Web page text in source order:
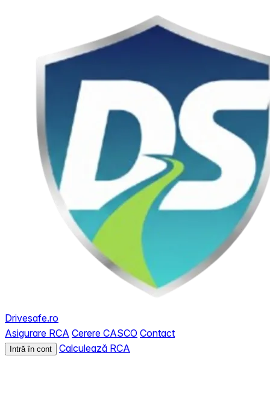
Drivesafe.ro
Asigurare RCA Cerere CASCO Contact
Intră în cont Calculează RCA